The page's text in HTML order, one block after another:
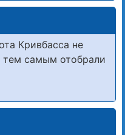
Кривбасса не
тем самым отобрали